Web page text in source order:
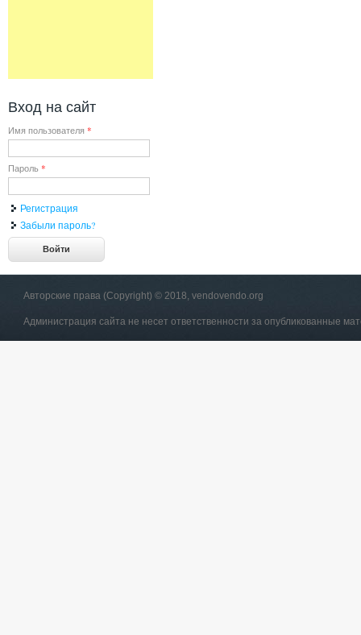
Вход на сайт
Имя пользователя *
Пароль *
Регистрация
Забыли пароль?
Авторские права (Copyright) © 2018, vendovendo.org
Администрация сайта не несет ответственности за опубликованные